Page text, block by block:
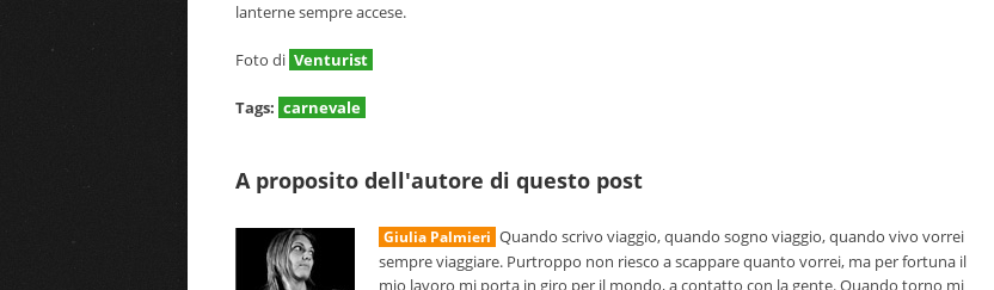
lanterne sempre accese.
Foto di Venturist
Tags: carnevale
A proposito dell'autore di questo post
Giulia Palmieri Quando scrivo viaggio, quando sogno viaggio, quando vivo vorrei
sempre viaggiare. Purtroppo non riesco a scappare quanto vorrei, ma per fortuna il
mio lavoro mi porta in giro per il mondo, a contatto con la gente. Quando torno mi